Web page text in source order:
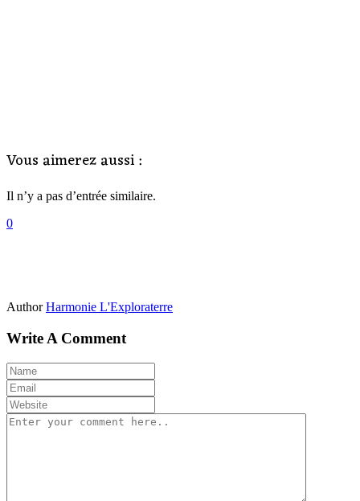
Vous aimerez aussi :
Il n’y a pas d’entrée similaire.
0
Author Harmonie L'Exploraterre
Write A Comment